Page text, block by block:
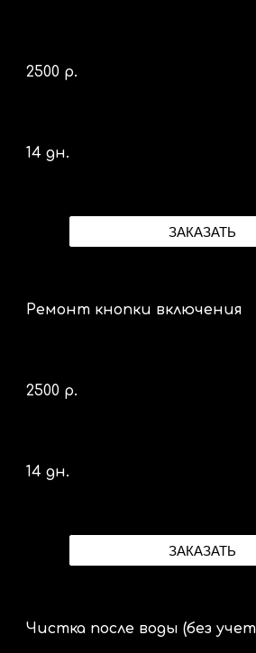
2500 р.
14 дн.
ЗАКАЗАТЬ
Ремонт кнопки включения
2500 р.
14 дн.
ЗАКАЗАТЬ
Чистка после воды (без